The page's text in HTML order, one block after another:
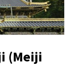
(Meiji